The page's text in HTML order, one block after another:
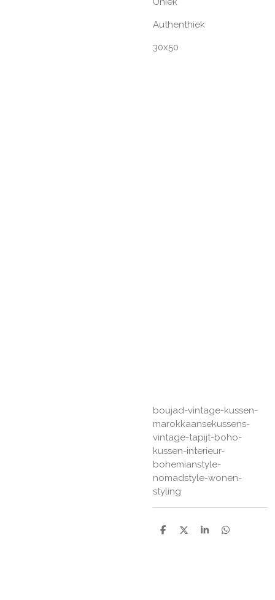
Authenthiek
30x50
boujad-vintage-kussen-
marokkaansekussens-
vintage-tapijt-boho-
kussen-interieur-
bohemianstyle-
nomadstyle-wonen-
styling
D
D
S
D